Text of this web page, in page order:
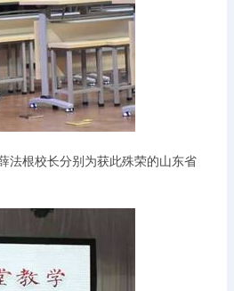
根校长分别为获此殊荣的山东省